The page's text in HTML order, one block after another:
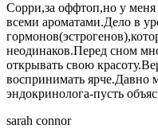
Сорри,за оффтоп,но у меня
всеми ароматами.Дело в
неодинаков.Перед сном
открывать свою
воспринимать ярче.Давно
эндокринолога-пусть
sarah connor